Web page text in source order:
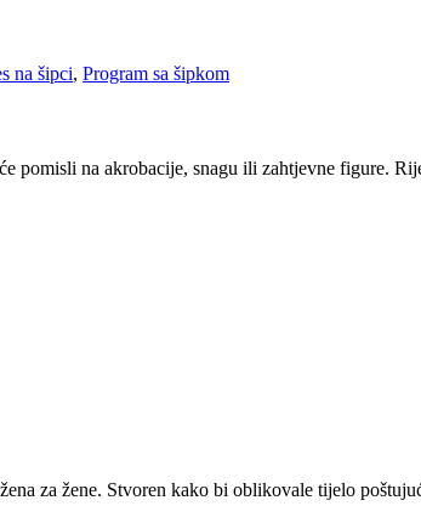
na šipci, Program sa šipkom
pomisli na akrobacije, snagu ili zahtjevne figure.
za žene. Stvoren kako bi oblikovale tijelo